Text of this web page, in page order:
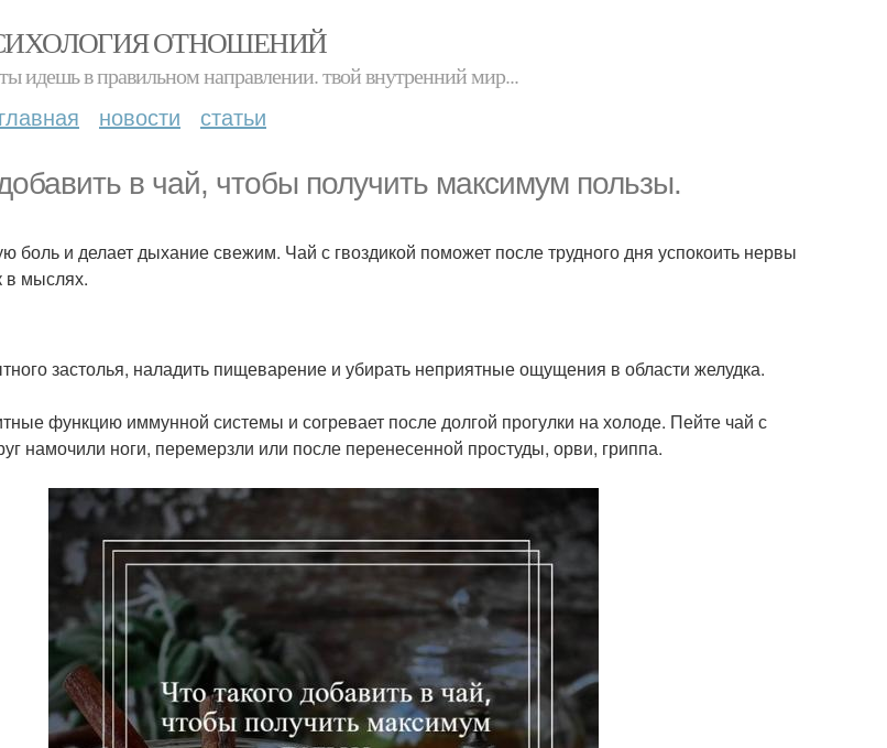
ОТНОШЕНИЙ
идешь в правильном направлении. твой внутренний мир...
главная новости статьи
в чай, чтобы получить максимум пользы.
боль и делает дыхание свежим. Чай с гвоздикой поможет после трудного дня успокоить нервы
в мыслях.
застолья, наладить пищеварение и убирать неприятные ощущения в области желудка.
функцию иммунной системы и согревает после долгой прогулки на холоде. Пейте чай с
намочили ноги, перемерзли или после перенесенной простуды, орви, гриппа.